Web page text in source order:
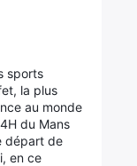
sports
la plus
au monde
du Mans
départ de
en ce